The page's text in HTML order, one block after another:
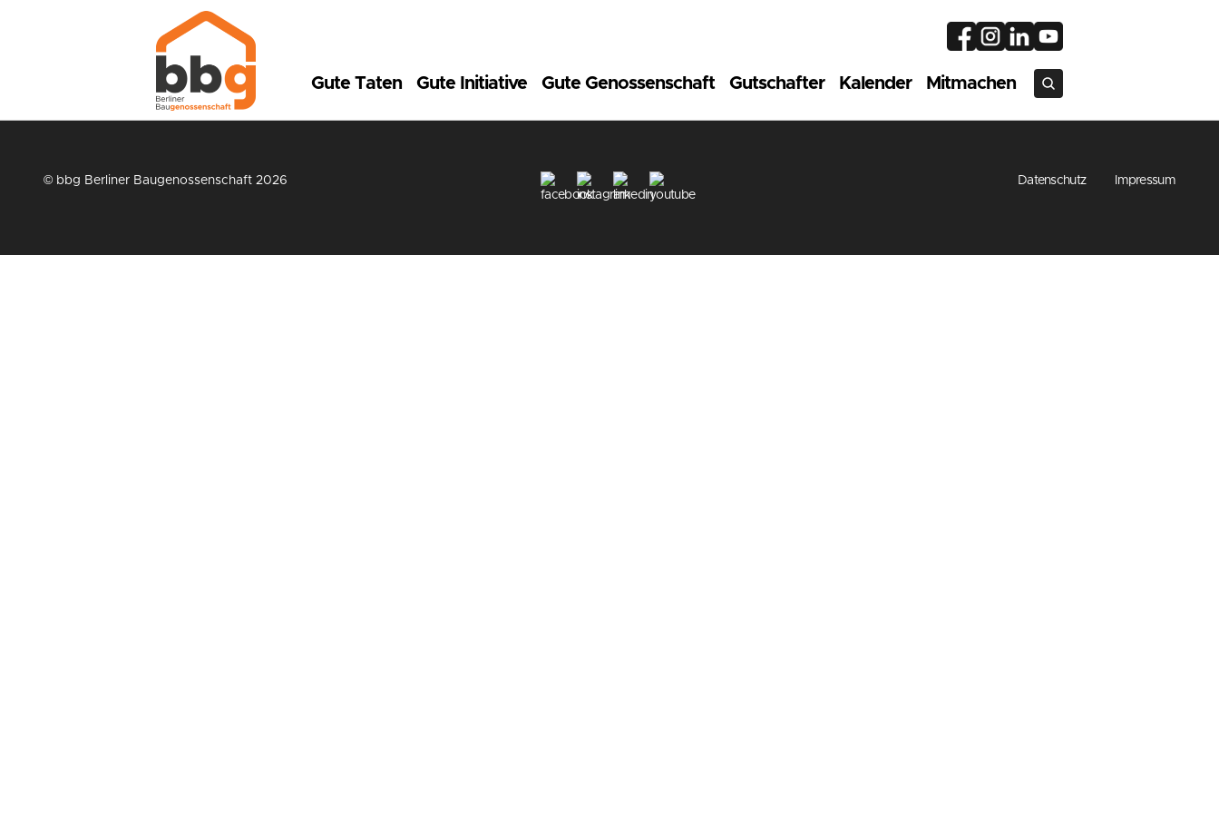
Gute Taten Gute Initiative Gute Genossenschaft Gutschafter Kalender Mitmachen
© bbg Berliner Baugenossenschaft 2026 Datenschutz Impressum